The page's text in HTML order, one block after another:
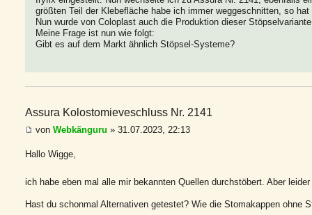
größten Teil der Klebefläche habe ich immer weggeschnitten, so
Nun wurde von Coloplast auch die Produktion dieser
Meine Frage ist nun wie folgt:
Gibt es auf dem Markt ähnlich Stöpsel-Systeme?
Assura Kolostomieveschluss Nr. 2141
von Webkänguru » 31.07.2023, 22:13
Hallo Wigge,
ich habe eben mal alle mir bekannten Quellen durchstöbert. Aber
Hast du schonmal Alternativen getestet? Wie die Stomakappen ohne